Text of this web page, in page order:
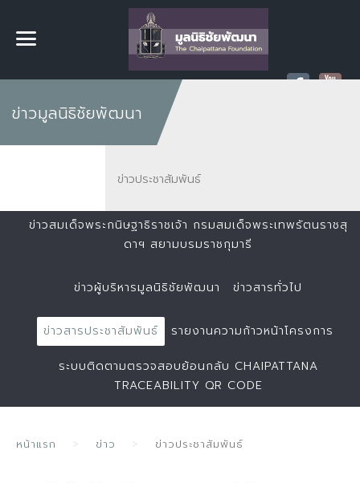
ข่าวมูลนิธิชัยพัฒนา
ข่าวประชาสัมพันธ์
ข่าวสมเด็จพระกนิษฐาธิราชเจ้า กรมสมเด็จพระเทพรัตนราชสุ
ดาฯ สยามบรมราชกุมารี
ข่าวผู้บริหารมูลนิธิชัยพัฒนา ข่าวสารทั่วไป
ข่าวสารประชาสัมพันธ์ รายงานความก้าวหน้าโครงการ
ระบบติดตามตรวจสอบย้อนกลับ CHAIPATTANA
TRACEABILITY QR CODE
หน้าแรก ข่าว ข่าวประชาสัมพันธ์